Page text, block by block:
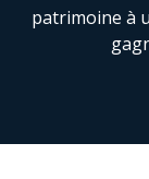
patrimoine à